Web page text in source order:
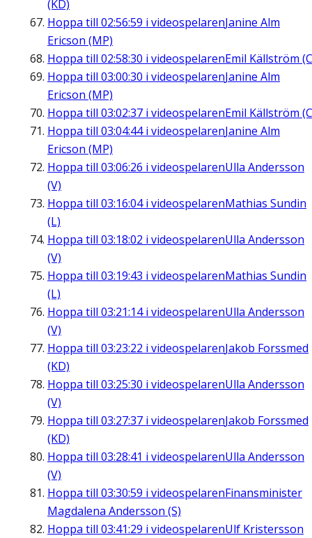
(KD)
Hoppa till 02:56:59 i videospelarenJanine Alm
Ericson (MP)
Hoppa till 02:58:30 i videospelarenEmil Källström
Hoppa till 03:00:30 i videospelarenJanine Alm
Ericson (MP)
Hoppa till 03:02:37 i videospelarenEmil Källström
Hoppa till 03:04:44i videospelarenJanine Alm
Ericson (MP)
Hoppa till 03:06:26 i videospelarenUlla Andersson
(V)
Hoppa till 03:16:04i videospelarenMathias Sundin
(L)
Hoppa till 03:18:02 i videospelarenUlla Andersson
(V)
Hoppa till 03:19:43 i videospelarenMathias Sundin
(L)
Hoppa till 03:21:14i videospelarenUlla Andersson
(V)
Hoppa till 03:23:22 i videospelarenJakob Forssmed
(KD)
Hoppa till 03:25:30 i videospelarenUlla Andersson
(V)
Hoppa till 03:27:37 i videospelarenJakob Forssmed
(KD)
Hoppa till 03:28:41 i videospelarenUlla Andersson
(V)
Hoppa till 03:30:59 i videospelarenFinansminister
Magdalena Andersson (S)
Hoppa till 03:41:29 i videospelarenUlf Kristersson